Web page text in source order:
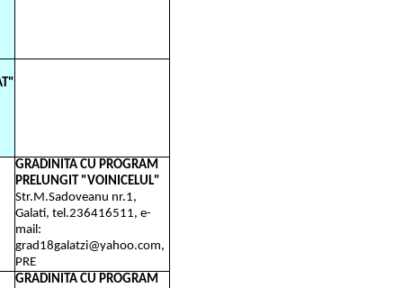
GRADINITA CU PROGRAM
PRELUNGIT "VOINICELUL"
Str.M.Sadoveanu nr.1,
Galati, tel.236416511, e-
mail:
grad18galatzi@yahoo.com,
PRE
GRADINITA CU PROGRAM